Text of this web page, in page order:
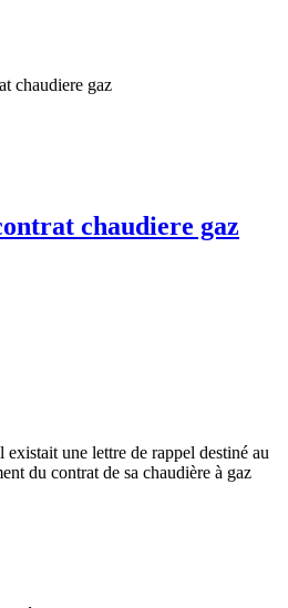
chaudiere gaz
chaudiere gaz
une lettre de rappel destiné au
du contrat de sa chaudière à gaz